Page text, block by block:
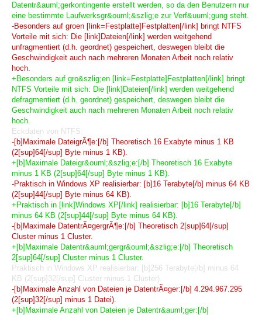
Datentr&auml;gerkontingente erstellt werden, so da den Benutzern nur
eine bestimmte Laufwerksgr&ouml;&szlig;e zur Verf&uuml;gung steht.
-Besonders auf groen [link=Festplatte]Festplatten[/link] bringt NTFS
Vorteile mit sich: Die [link]Dateien[/link] werden weitgehend
unfragmentiert (d.h. geordnet) gespeichert, deswegen bleibt die
Geschwindigkeit auch nach mehreren Monaten Arbeit noch relativ
hoch.
+Besonders auf gro&szlig;en [link=Festplatte]Festplatten[/link] bringt
NTFS Vorteile mit sich: Die [link]Dateien[/link] werden weitgehend
defragmentiert (d.h. geordnet) gespeichert, deswegen bleibt die
Geschwindigkeit auch nach mehreren Monaten Arbeit noch relativ
hoch.
Eckdaten von NTFS:
-[b]Maximale DateigrÃ¶e:[/b] Theoretisch 16 Exabyte minus 1 KB
(2[sup]64[/sup] Byte minus 1 KB).
+[b]Maximale Dateigr&ouml;&szlig;e:[/b] Theoretisch 16 Exabyte
minus 1 KB (2[sup]64[/sup] Byte minus 1 KB).
-Praktisch in Windows XP realisierbar: [b]16 Terabyte[/b] minus 64 KB
(2[sup]44[/sup] Byte minus 64 KB).
+Praktisch in [link]Windows XP[/link] realisierbar: [b]16 Terabyte[/b]
minus 64 KB (2[sup]44[/sup] Byte minus 64 KB).
-[b]Maximale DatentrÃ¤gergrÃ¶e:[/b] Theoretisch 2[sup]64[/sup]
Cluster minus 1 Cluster.
+[b]Maximale Datentr&auml;gergr&ouml;&szlig;e:[/b] Theoretisch
2[sup]64[/sup] Cluster minus 1 Cluster.
Praktisch in Windows XP realisierbar: [b]256 Terabyte[/b] minus 64
KB (2[sup]32[/sup] Cluster minus 1 Cluster).
-[b]Maximale Anzahl von Dateien je DatentrÃ¤ger:[/b] 4.294.967.295
(2[sup]32[/sup] minus 1 Datei).
+[b]Maximale Anzahl von Dateien je Datentr&auml;ger:[/b]